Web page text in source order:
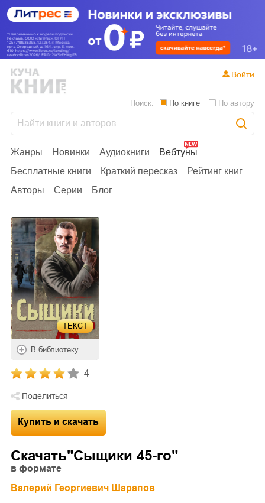
Жанры Новинки Аудиокниги
Вебтуны
Бесплатные книги
Краткий пересказ
Рейтинг книг
Авторы
Серии Блог
Поиск: По книге По автору
Войти
ТЕКСТ
В библиотеку
4
Поделиться
Скачать"Сыщики 45-го"
в формате
Валерий Георгиевич Шарапов
Купить и скачать